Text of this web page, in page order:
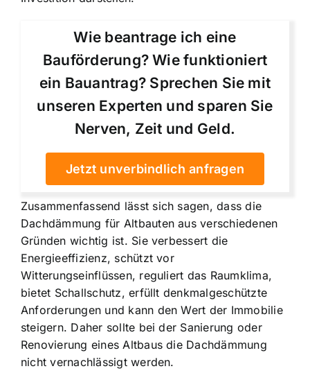
Wie beantrage ich eine
Bauförderung? Wie funktioniert
ein Bauantrag? Sprechen Sie mit
unseren Experten und sparen Sie
Nerven, Zeit und Geld.
Jetzt unverbindlich anfragen
Zusammenfassend lässt sich sagen, dass die
Dachdämmung für Altbauten aus verschiedenen
Gründen wichtig ist. Sie verbessert die
Energieeffizienz, schützt vor
Witterungseinflüssen, reguliert das Raumklima,
bietet Schallschutz, erfüllt denkmalgeschützte
Anforderungen und kann den Wert der Immobilie
steigern. Daher sollte bei der Sanierung oder
Renovierung eines Altbaus die Dachdämmung
nicht vernachlässigt werden.